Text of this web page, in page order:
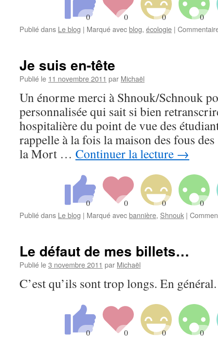
Publié dans Le blog | Marqué avecblog, écologie |
Je suis en-tête
Publié le 11 novembre 2011 par Michaël
Un énorme merci à Shnouk/Schnouk
personnalisée qui sait si bien
hospitalière du point de vue des
rappelle à la fois la maison des fous
la Mort … Continuer la lecture →
Publié dans Le blog | Marqué avecbannière, Shnouk |
Le défaut de mes billets…
Publié le3 novembre 2011 par Michaël
C’est qu’ils sont trop longs. En général.